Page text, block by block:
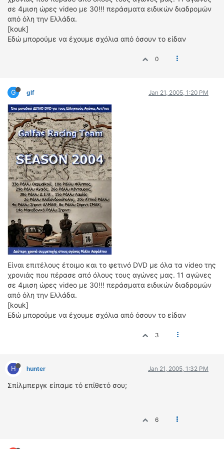
σε 4μιση ώρες video με 30!!! περάσματα ειδικών διαδρομών
από όλη την Ελλάδα.
[kouk]
Εδώ μπορούμε να έχουμε σχόλια από όσουν το είδαν
0
G glf Jan 21, 2005, 1:20 PM
Είναι επιτέλους έτοιμο και το φετινό DVD με όλα τα video της
χρονιάς που πέρασε από όλους τους αγώνες μας. 11 αγώνες
σε 4μιση ώρες video με 30!!! περάσματα ειδικών διαδρομών
από όλη την Ελλάδα.
[kouk]
Εδώ μπορούμε να έχουμε σχόλια από όσουν το είδαν
3
H hunter Jan 21, 2005, 1:32 PM
Σπίλμπεργκ είπαμε τό επίθετό σου;
6
ΟΔΗΓΟΥΜΕ
ΕΠΙΚΑΙΡΟΤΗΤΑ
ΑΓΩΝΕΣ
CLASSIC